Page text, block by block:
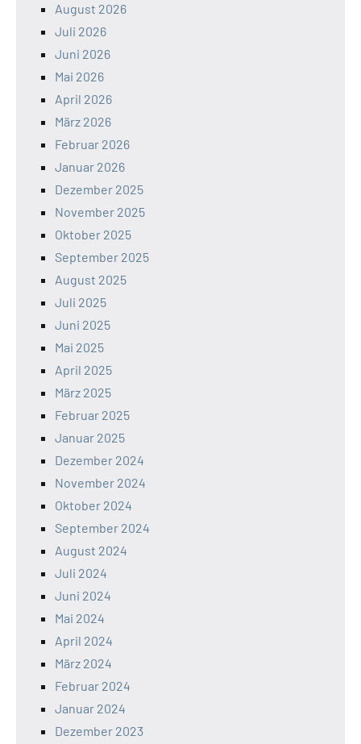
August 2026
Juli 2026
Juni 2026
Mai 2026
April 2026
März 2026
Februar 2026
Januar 2026
Dezember 2025
November 2025
Oktober 2025
September 2025
August 2025
Juli 2025
Juni 2025
Mai 2025
April 2025
März 2025
Februar 2025
Januar 2025
Dezember 2024
November 2024
Oktober 2024
September 2024
August 2024
Juli 2024
Juni 2024
Mai 2024
April 2024
März 2024
Februar 2024
Januar 2024
Dezember 2023